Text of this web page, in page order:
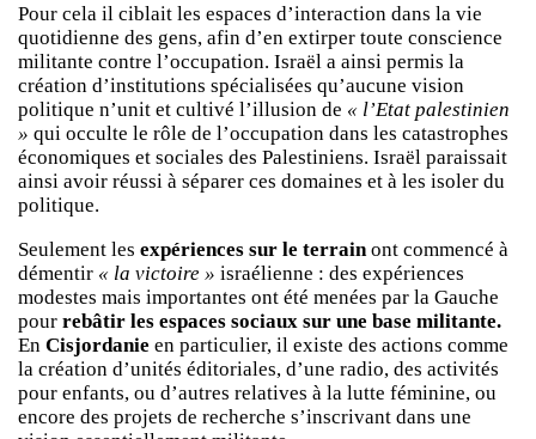
Pour cela il ciblait les espaces d’interaction dans la vie
quotidienne des gens, afin d’en extirper toute conscience
militante contre l’occupation. Israël a ainsi permis la
création d’institutions spécialisées qu’aucune vision
politique n’unit et cultivé l’illusion de « l’Etat palestinien
» qui occulte le rôle de l’occupation dans les catastrophes
économiques et sociales des Palestiniens. Israël paraissait
ainsi avoir réussi à séparer ces domaines et à les isoler du
politique.
Seulement les expériences sur le terrain ont commencé à
démentir « la victoire » israélienne : des expériences
modestes mais importantes ont été menées par la Gauche
pour rebâtir les espaces sociaux sur une base militante.
En Cisjordanie en particulier, il existe des actions comme
la création d’unités éditoriales, d’une radio, des activités
pour enfants, ou d’autres relatives à la lutte féminine, ou
encore des projets de recherche s’inscrivant dans une